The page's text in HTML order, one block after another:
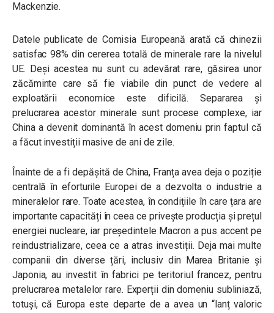
Mackenzie.
Datele publicate de Comisia Europeană arată că chinezii
satisfac 98% din cererea totală de minerale rare la nivelul
UE. Deși acestea nu sunt cu adevărat rare, găsirea unor
zăcăminte care să fie viabile din punct de vedere al
exploatării economice este dificilă. Separarea și
prelucrarea acestor minerale sunt procese complexe, iar
China a devenit dominantă în acest domeniu prin faptul că
a făcut investiții masive de ani de zile.
Înainte de a fi depășită de China, Franța avea deja o poziție
centrală în eforturile Europei de a dezvolta o industrie a
mineralelor rare. Toate acestea, în condițiile în care țara are
importante capacități în ceea ce privește producția și prețul
energiei nucleare, iar președintele Macron a pus accent pe
reindustrializare, ceea ce a atras investiții. Deja mai multe
companii din diverse țări, inclusiv din Marea Britanie și
Japonia, au investit în fabrici pe teritoriul francez, pentru
prelucrarea metalelor rare. Experții din domeniu subliniază,
totuși, că Europa este departe de a avea un “lanț valoric